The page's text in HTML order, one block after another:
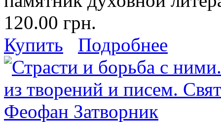
120.00 грн.
Купить
Подробнее